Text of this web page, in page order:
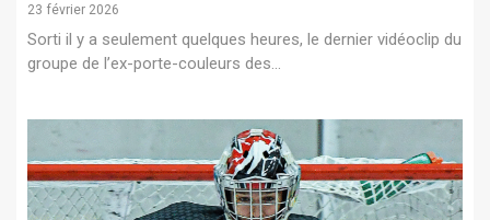
23 février 2026
Sorti il y a seulement quelques heures, le dernier vidéoclip du
groupe de l’ex-porte-couleurs des...